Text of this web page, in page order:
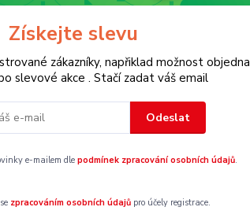
Dětské Dámské
Získejte slevu
zákazníky, napřiklad možnost
slevové akce . Stačí zadat váš email
Odeslat
e-mailem dlepodmínek zpracování osobních údajů.
zpracováním osobních údajůpro účely registrace.